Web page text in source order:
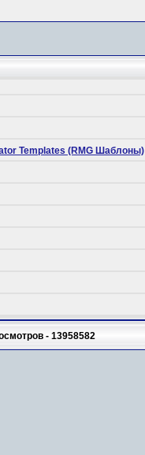
Templates (RMG Шаблоны)
- 13958582